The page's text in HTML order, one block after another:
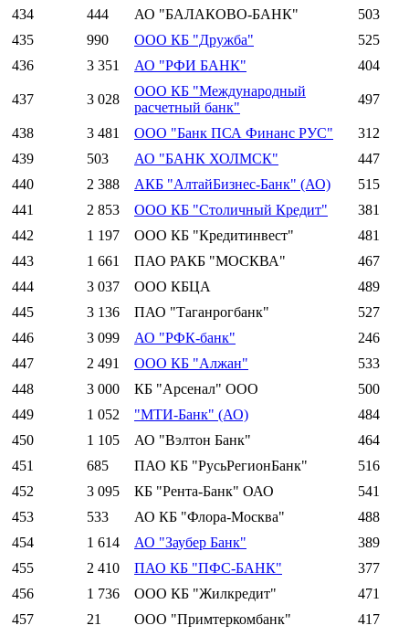
434
444 АО "БАЛАКОВО-БАНК"
503
435
990 ООО КБ "Дружба"
525
436
3 351 АО "РФИ БАНК" 404
437 3 028
ООО КБ "Международный
расчетный банк"
497
438 3 481 ООО "Банк ПСА Финанс РУС"
312
439
503 АО "БАНК ХОЛМСК"
447
440
2 388 АКБ "АлтайБизнес-Банк" (АО)
515
441
2 853 ООО КБ "Столичный Кредит"
381
442
1 197 ООО КБ "Кредитинвест"
481
443
1 661 ПАО РАКБ "МОСКВА"
467
444
3 037 ООО КБЦА
489
445
3 136 ПАО "Таганрогбанк"
527
446
3 099 АО "РФК-банк"
246
447
2 491 ООО КБ "Алжан"
533
448
3 000 КБ "Арсенал" ООО
500
449
1 052 "МТИ-Банк" (АО)
484
450
1 105 АО "Вэлтон Банк"
464
451
685 ПАО КБ "РусьРегионБанк"
516
452
3 095 КБ "Рента-Банк" ОАО
541
453
533 АО КБ "Флора-Москва"
488
454
1 614 АО "Заубер Банк"
389
455
2 410 ПАО КБ "ПФС-БАНК"
377
456
1 736 ООО КБ "Жилкредит"
471
457
21 ООО "Примтеркомбанк"
417